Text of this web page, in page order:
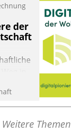
der
zu
Weitere Themen